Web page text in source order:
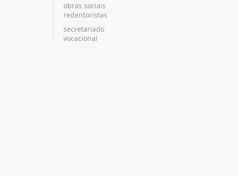
obras sociais
redentoristas
secretariado
vocacional